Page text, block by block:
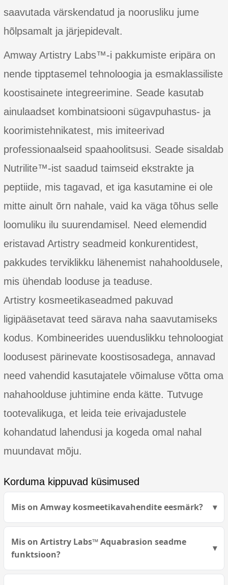
saavutada värskendatud ja noorusliku jume
hõlpsamalt ja järjepidevalt.
Amway Artistry Labs™-i pakkumiste eripära on
nende tipptasemel tehnoloogia ja esmaklassiliste
koostisainete integreerimine. Seade kasutab
ainulaadset kombinatsiooni sügavpuhastus- ja
koorimistehnikatest, mis imiteerivad
professionaalseid spaahoolitsusi. Seade sisaldab
Nutrilite™-ist saadud taimseid ekstrakte ja
peptiide, mis tagavad, et iga kasutamine ei ole
mitte ainult õrn nahale, vaid ka väga tõhus selle
loomuliku ilu suurendamisel. Need elemendid
eristavad Artistry seadmeid konkurentidest,
pakkudes terviklikku lähenemist nahahooldusele,
mis ühendab looduse ja teaduse.
Artistry kosmeetikaseadmed pakuvad
ligipääsetavat teed särava naha saavutamiseks
kodus. Kombineerides uuenduslikku tehnoloogiat
loodusest pärinevate koostisosadega, annavad
need vahendid kasutajatele võimaluse võtta oma
nahahoolduse juhtimine enda kätte. Tutvuge
tootevalikuga, et leida teie erivajadustele
kohandatud lahendusi ja kogeda omal nahal
muundavat mõju.
Korduma kippuvad küsimused
Mis on Amway kosmeetikavahendite eesmärk?
Mis on Artistry Labs™ Aquabrasion seadme
funktsioon?